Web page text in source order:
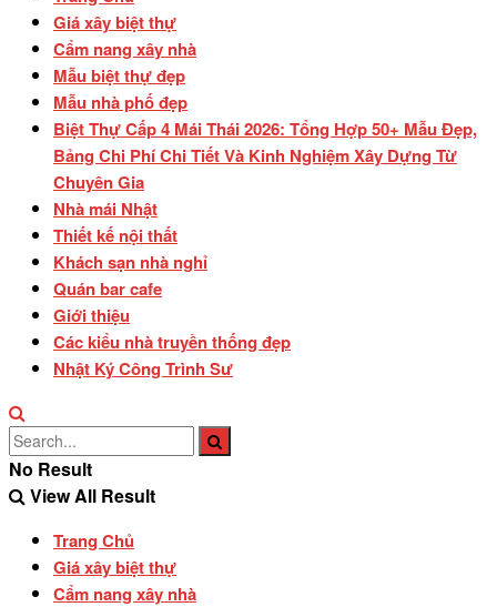
Giá xây biệt thự
Cẩm nang xây nhà
Mẫu biệt thự đẹp
Mẫu nhà phố đẹp
Biệt Thự Cấp 4 Mái Thái 2026: Tổng Hợp 50+ Mẫu Đẹp,
Bảng Chi Phí Chi Tiết Và Kinh Nghiệm Xây Dựng Từ
Chuyên Gia
Nhà mái Nhật
Thiết kế nội thất
Khách sạn nhà nghỉ
Quán bar cafe
Giới thiệu
Các kiểu nhà truyền thống đẹp
Nhật Ký Công Trình Sư
No Result
View All Result
Trang Chủ
Giá xây biệt thự
Cẩm nang xây nhà